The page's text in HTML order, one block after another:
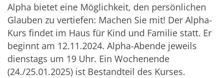
Alpha bietet eine Möglichkeit, den persönlichen
Glauben zu vertiefen: Machen Sie mit! Der Alpha-
Kurs findet im Haus für Kind und Familie statt. Er
beginnt am 12.11.2024. Alpha-Abende jeweils
dienstags um 19 Uhr. Ein Wochenende
(24./25.01.2025) ist Bestandteil des Kurses.